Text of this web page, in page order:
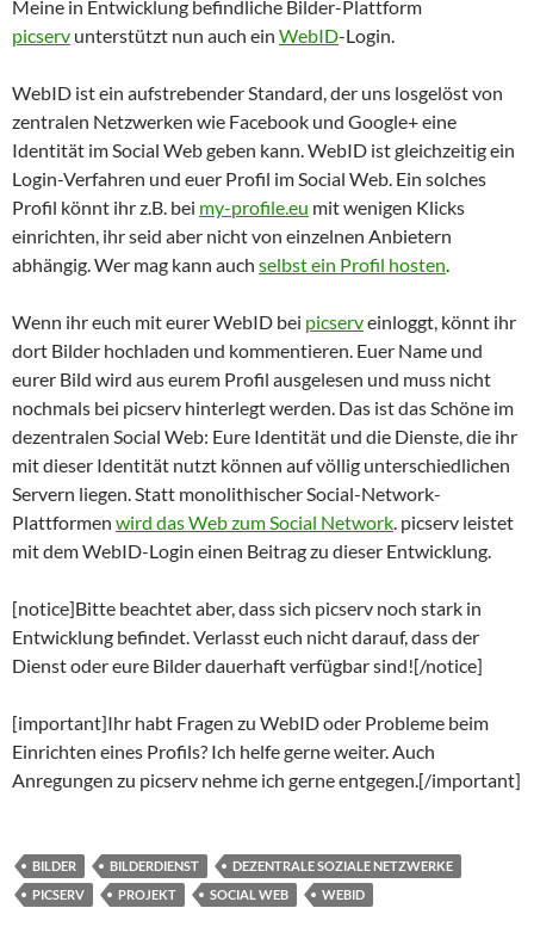
Meine in Entwicklung befindliche Bilder-Plattform
picserv unterstützt nun auch ein WebID-Login.
WebID ist ein aufstrebender Standard, der uns losgelöst von
zentralen Netzwerken wie Facebook und Google+ eine
Identität im Social Web geben kann. WebID ist gleichzeitig ein
Login-Verfahren und euer Profil im Social Web. Ein solches
Profil könnt ihr z.B. bei my-profile.eu mit wenigen Klicks
einrichten, ihr seid aber nicht von einzelnen Anbietern
abhängig. Wer mag kann auch selbst ein Profil hosten.
Wenn ihr euch mit eurer WebID bei picserveinloggt, könnt ihr
dort Bilder hochladen und kommentieren. Euer Name und
eurer Bild wird aus eurem Profil ausgelesen und muss nicht
nochmals bei picserv hinterlegt werden. Das ist das Schöne im
dezentralen Social Web: Eure Identität und die Dienste, die ihr
mit dieser Identität nutzt können auf völlig unterschiedlichen
Servern liegen. Statt monolithischer Social-Network-
Plattformen wird das Web zum Social Network. picserv leistet
mit dem WebID-Login einen Beitrag zu dieser Entwicklung.
[notice]Bitte beachtet aber, dass sich picserv noch stark in
Entwicklung befindet. Verlasst euch nicht darauf, dass der
Dienst oder eure Bilder dauerhaft verfügbar sind![/notice]
[important]Ihr habt Fragen zu WebID oder Probleme beim
Einrichten eines Profils? Ich helfe gerne weiter. Auch
Anregungen zu picserv nehme ich gerne entgegen.[/important]
BILDER BILDERDIENST
DEZENTRALE SOZIALE NETZWERKE
PICSERV
PROJEKT SOCIAL WEB WEBID